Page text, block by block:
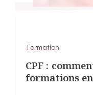
Formation
CPF :
formations